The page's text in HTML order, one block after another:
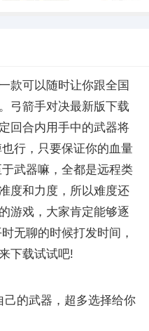
款可以随时让你跟全国
弓箭手对决最新版下载
回合内用手中的武器将
行，只要保证你的血量
武器嘛，全都是远程类
度和力度，所以难度还
游戏，大家肯定能够逐
无聊的时候打发时间，
下载试试吧!
的武器，超多选择给你